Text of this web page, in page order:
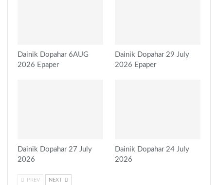
Dainik Dopahar 6AUG
2026 Epaper
Dainik Dopahar 29 July
2026 Epaper
Dainik Dopahar 27 July
2026
Dainik Dopahar 24 July
2026
PREV NEXT